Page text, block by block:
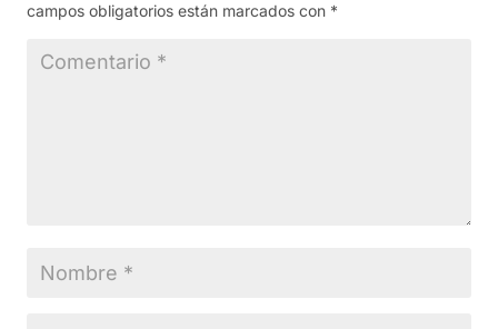
campos obligatorios están marcados con *